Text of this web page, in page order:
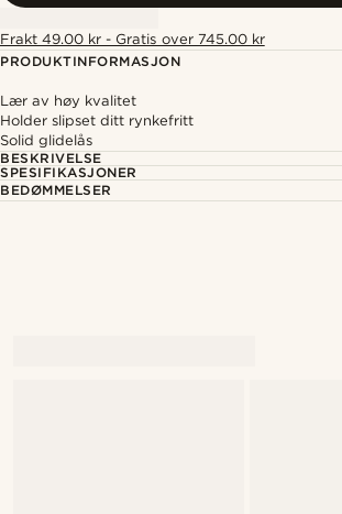
Frakt 49.00 kr - Gratis over 745.00 kr
PRODUKTINFORMASJON
Lær av høy kvalitet
Holder slipset ditt rynkefritt
Solid glidelås
BESKRIVELSE
SPESIFIKASJONER
BEDØMMELSER